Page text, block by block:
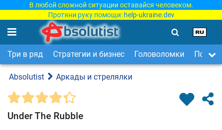
В любой сложной ситуации оставайся человеком.
Протяни руку помощи: help-ukraine.dev
Три в ряд Стратегии и бизнес Головоломки Поиск
Absolutist Аркады и стрелялки
Under The Rubble